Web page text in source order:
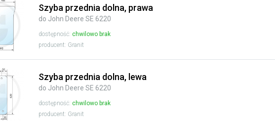
Szyba przednia dolna, prawa
do John Deere SE 6220
dostępność:chwilowo brak
producent: Granit
Szyba przednia dolna, lewa
do John Deere SE 6220
dostępność:chwilowo brak
producent: Granit